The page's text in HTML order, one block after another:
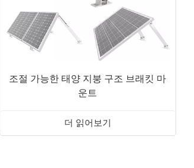
조절 가능한 태양 지붕 구조 브래킷 마
운트
더 읽어보기